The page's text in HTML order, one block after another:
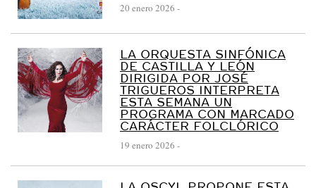
20 enero 2026 -
LA ORQUESTA SINFÓNICA
DE CASTILLA Y LEÓN
DIRIGIDA POR JOSÉ
TRIGUEROS INTERPRETA
ESTA SEMANA UN
PROGRAMA CON MARCADO
CARÁCTER FOLCLÓRICO
19 enero 2026 -